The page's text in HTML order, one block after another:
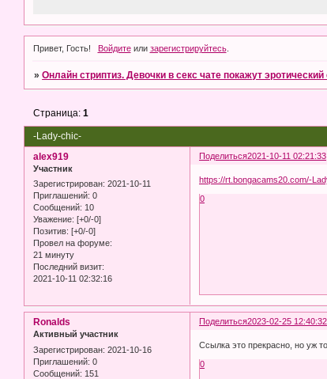
Привет, Гость! Войдитеили зарегистрируйтесь.
»Онлайн стриптиз. Девочки в секс чате покажут
-Lady-chic-
Страница:1
Поделиться2021-10-11 02:21:33
alex919
Участник
Зарегистрирован: 2021-10-11
Приглашений: 0
Сообщений: 10
Уважение: [+0/-0]
Позитив: [+0/-0]
Провел на форуме:
21 минуту
Последний визит:
2021-10-11 02:32:16
https://rt.bongacams20.com/-
0
Поделиться2023-02-25 12:40:32
Ronalds
Активный участник
Зарегистрирован: 2021-10-16
Приглашений: 0
Сообщений: 151
Ссылка это прекрасно, но уж
0